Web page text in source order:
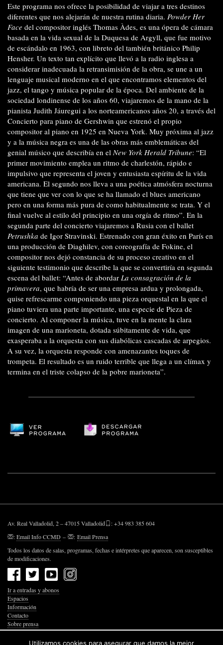
Este programa nos ofrece la posibilidad de viajar a tres destinos
diferentes que nos alejarán de nuestra rutina diaria. Powder Her
Face del compositor inglés Thomas Àdes, es una ópera de cámara
basada en la vida sexual de la Duquesa de Argyll, que fue motivo
de escándalo en 1963, con libreto del también británico Philip
Hensher. Un texto tan explícito que llevó a la radio inglesa a
considerar inadecuada la retransimisión de la obra, se une a un
lenguaje musical moderno en el que encontramos elementos del
jazz, el tango y música popular de la época. Del ambiente de la
sociedad londinense de los años 60, viajaremos de la mano de la
pianista Judith Jáuregui a los norteamericanos años 20, a través del
Concierto para piano de Gershwin que estrenó el propio
compositor al piano en 1925 en Nueva York. Muy próxima al jazz
y a la música negra es una de las obras más emblemáticas del
genial músico que describía en el New York Herald Tribune: “El
primer movimiento emplea un ritmo de charlestón, rápido e
impulsivo que representa el joven y entusiasta espíritu de la vida
americana. El segundo nos lleva a una poética atmósfera nocturna
que tiene que ver con lo que se ha llamado el blues americano
pero en una forma más pura de como habitualmente se trata. Y el
final vuelve al estilo del principio en una orgía de ritmo”. En la
segunda parte del concierto viajaremos a Rusia con el ballet
Petrushka de Igor Stravinski. Estrenado con gran éxito en París en
una producción de Diaghilev, con coreografía de Fokine, el
compositor nos dejó constancia de su proceso creativo en el
siguiente testimonio que describe la que se convertiría en segunda
escena del ballet: “Antes de abordar La consagración de la
primavera, que habría de ser una empresa ardua y prolongada,
quise refrescarme componiendo una pieza orquestal en la que el
piano tuviera una parte importante, una especie de Pieza de
concierto. Al componer la música, tuve en la mente la clara
imagen de una marioneta, dotada súbitamente de vida, que
exasperaba a la orquesta con sus diabólicas cascadas de arpegios.
A su vez, la orquesta responde con amenazantes toques de
trompeta. El resultado es un ruido terrible que llega a un clímax y
termina en el triste colapso de la pobre marioneta”.
Av. Real Valladolid, 2 – 47015 Valladolid
: +34 983 385 604
:Email Info CCMD – : Email Prensa
Todos los datos de salas, programas, fechas e intérpretes que aparecen, son susceptibles
de modificaciones.
Ir a entradas y abonos
Espacios
Información
Contacto
Sobre prensa
Política de Privacidad
Política de Cookies
Utilizamos cookies para asegurar que damos la mejor